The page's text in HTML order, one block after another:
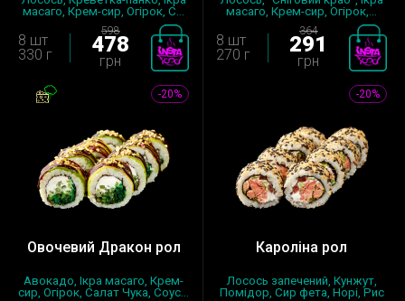
масаго, Крем-сир, Огірок, С...
8 шт
330 г
598
478
грн
масаго, Крем-сир, Огірок,...
8 шт
270 г
364
291
грн
-20%
Овочевий Дракон рол
Авокадо, Ікра масаго, Крем-
сир, Огірок, Салат Чука, Соус...
-20%
Кароліна рол
Лосось запечений, Кунжут,
Помідор, Сир фета, Норі, Рис